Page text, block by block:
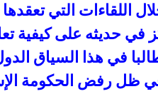
اللقاءات التي
حديثه على كيفية
في هذا السياق
رفض الحكومة